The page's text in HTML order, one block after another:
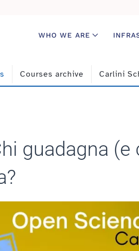
WHO WE ARE
Courses archive Carlini
guadagna